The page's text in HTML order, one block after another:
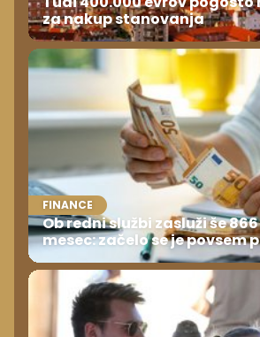
za nakup stanovanja
FINANCE
Ob redni službi zasluži še
mesec: začelo se je povsem